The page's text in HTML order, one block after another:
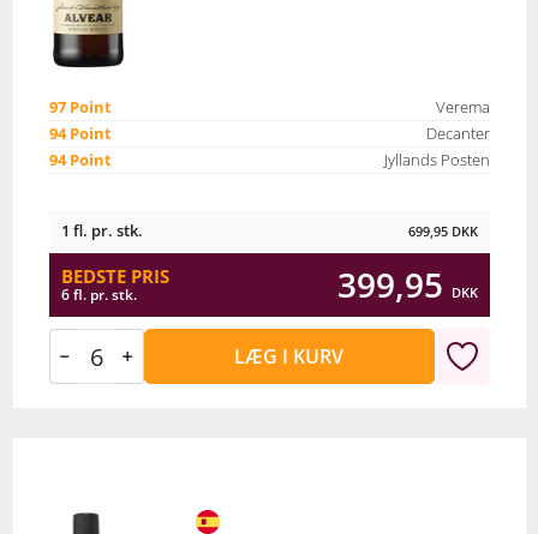
97 Point
Verema
94 Point
Decanter
94 Point
Jyllands Posten
1 fl. pr. stk. 699,95 DKK
BEDSTE PRIS
6 fl. pr. stk. 399,95 DKK
LÆG I KURV